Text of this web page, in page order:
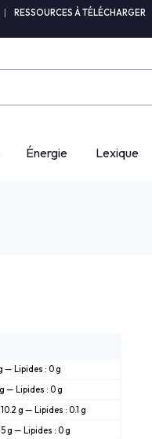
RESSOURCES À TÉLÉCHARGER
Énergie Lexique
— Lipides : 0 g
— Lipides : 0 g
g — Lipides : 0.1 g
g — Lipides : 0 g